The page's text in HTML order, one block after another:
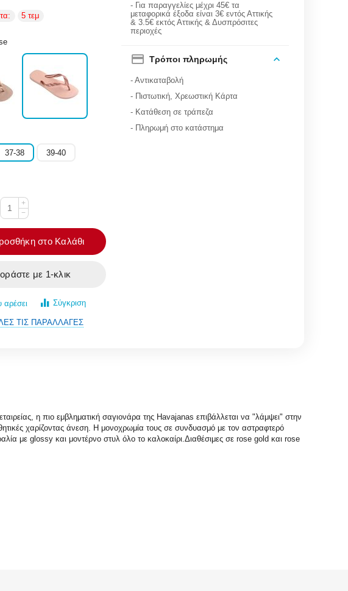
5 τεμ
37-38 39-40
+
−
στο Καλάθι
με 1-κλικ
αρέσει Σύγκριση
- Για παραγγελίες μέχρι 45€ τα
μεταφορικά έξοδα είναι 3€ εντός Αττικής
& 3.5€ εκτός Αττικής & Δυσπρόσιτες
περιοχές
Τρόποι πληρωμής
- Αντικαταβολή
- Πιστωτική, Χρεωστική Κάρτα
- Κατάθεση σε τράπεζα
- Πληρωμή στο κατάστημα
ΤΙΣ ΠΑΡΑΛΛΑΓΈΣ
η πιο εμβληματική σαγιονάρα της Havajanas επιβάλλεται να "λάμψει" στην
χαρίζοντας άνεση. Η μονοχρωμία τους σε συνδυασμό με τον αστραφτερό
με glossy και μοντέρνο στυλ όλο το καλοκαίρι.Διαθέσιμες σε rose gold και rose